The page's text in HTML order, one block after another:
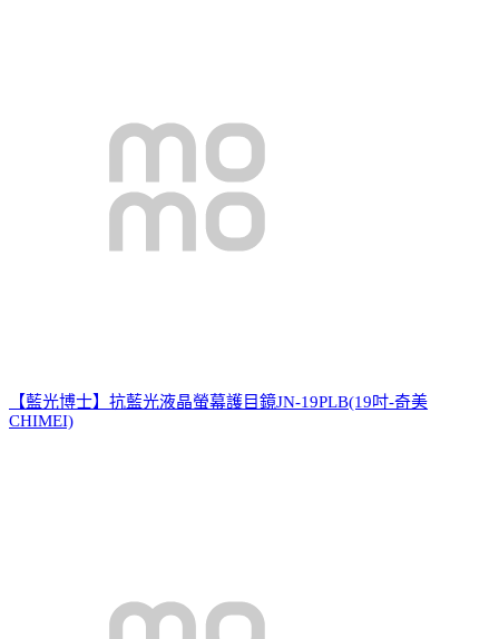
【藍光博士】抗藍光液晶螢幕護目鏡JN-19PLB(19吋-奇美
CHIMEI)